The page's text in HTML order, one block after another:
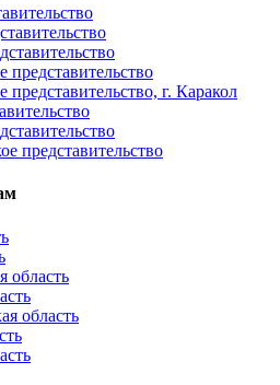
представительство
представительство, г. Каракол
представительство
область
область